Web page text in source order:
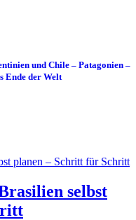
und Chile – Patagonien –
Ende der Welt
selbst